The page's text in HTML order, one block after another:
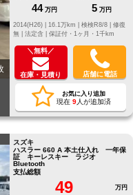
44 万円 5 万円
修復
無 | 法定含 | 保証付・1ヶ月・1千km
＼無料／
在庫・見積り 店舗に電話
お気に入り追加
現在 9人が追加済
スズキ
ハスラー 660 A 本土仕入れ 一年保
証 キーレスキー ラジオ
Bluetooth
支払総額
49 万円